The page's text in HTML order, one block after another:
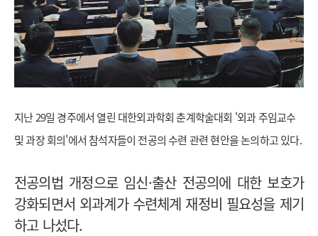
지난 29일 경주에서 열린 대한외과학회 춘계학술대회 '외과 주임교수
및 과장 회의'에서 참석자들이 전공의 수련 관련 현안을 논의하고 있다.
전공의법 개정으로 임신·출산 전공의에 대한 보호가
강화되면서 외과계가 수련체계 재정비 필요성을 제기
하고 나섰다.